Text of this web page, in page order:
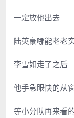
一定放他出去
陆英豪哪能老老
李雪如走了之后
他手急眼快的从
等小分队再来看